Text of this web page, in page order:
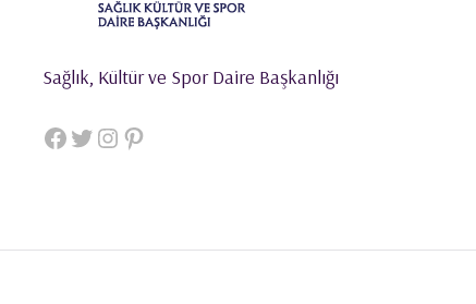
Sağlık, Kültür ve Spor Daire Başkanlığı
Facebook
Twitter
Instagram
Pinterest